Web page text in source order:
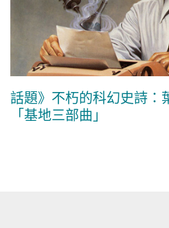
話題》不朽的科幻史詩：
「基地三部曲」